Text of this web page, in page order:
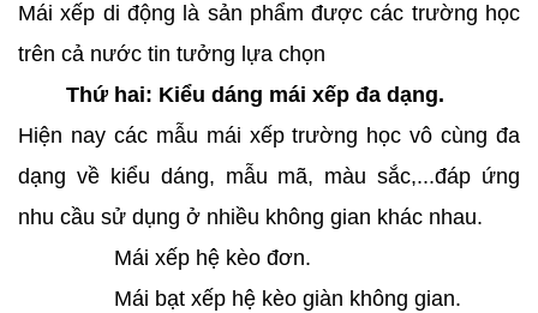
Mái xếp di động là sản phẩm được các trường học
trên cả nước tin tưởng lựa chọn
Thứ hai: Kiểu dáng mái xếp đa dạng.
Hiện nay các mẫu mái xếp trường học vô cùng đa
dạng về kiểu dáng, mẫu mã, màu sắc,...đáp ứng
nhu cầu sử dụng ở nhiều không gian khác nhau.
Mái xếp hệ kèo đơn.
Mái bạt xếp hệ kèo giàn không gian.